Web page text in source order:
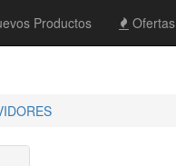
Productos Ofertas